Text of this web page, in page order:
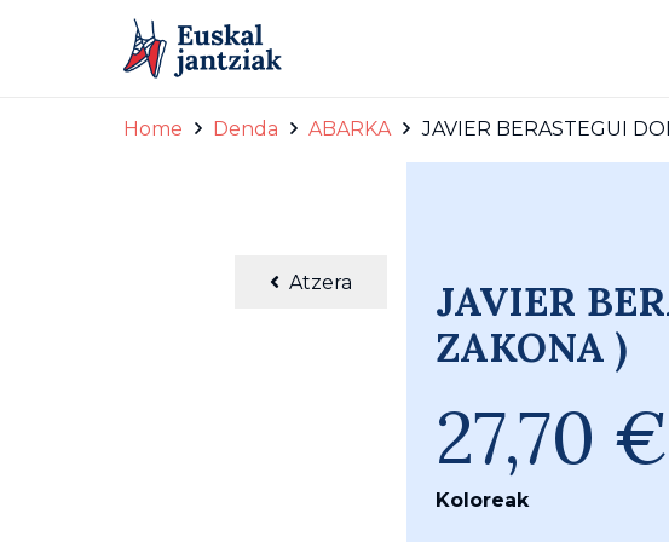
Home Denda ABARKA
JAVIER BERASTEGUI
Atzera
JAVIER
ZAKONA )
27,70 €
Koloreak